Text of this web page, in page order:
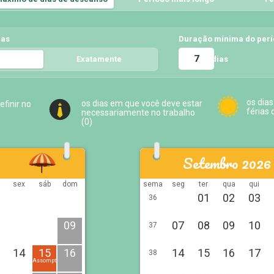
Exatamente
Duração mínima do
dias
no
os dias em que você deve estar
necessariamente no trabalho
(0)
os
férias
sex sáb dom
09
14 15
Assomption
16
Setembro 2026
sema seg ter qua qui
36
01 02 03
37 07 08 09 10
38 14 15 16 17